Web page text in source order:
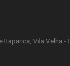
Itaparica, Vila Velha -